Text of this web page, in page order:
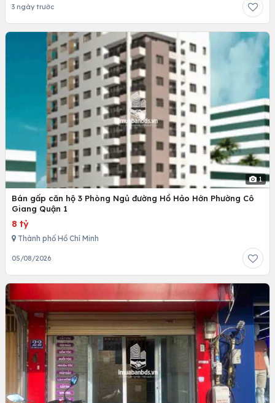
3 ngày trước
1
Bán gấp căn hộ 3 Phòng Ngủ đường Hồ Hảo Hớn Phường Cô
Giang Quận 1
8 tỷ
Thành phố Hồ Chí Minh
05/08/2026